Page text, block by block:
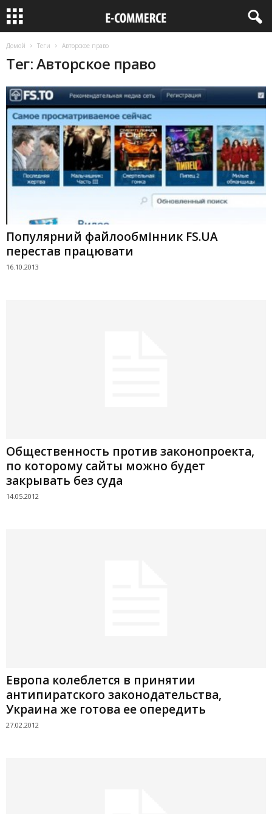
Домой Теги Авторское право
Тег: Авторское право
Популярний файлообмінник FS.UA
перестав працювати
16.10.2013
Общественность против законопроекта,
по которому сайты можно будет
закрывать без суда
14.05.2012
Европа колеблется в принятии
антипиратского законодательства,
Украина же готова ее опередить
27.02.2012